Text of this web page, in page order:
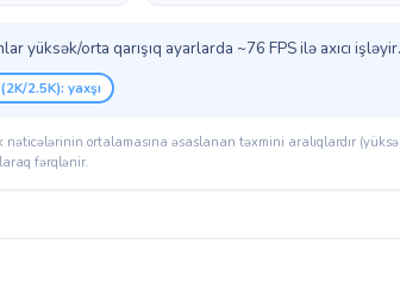
yüksək/orta qarışıq ayarlarda ~76 FPS ilə axıcı
2.5K): yaxşı
ortalamasına əsaslanan təxmini aralıqlardır
fərqlənir.